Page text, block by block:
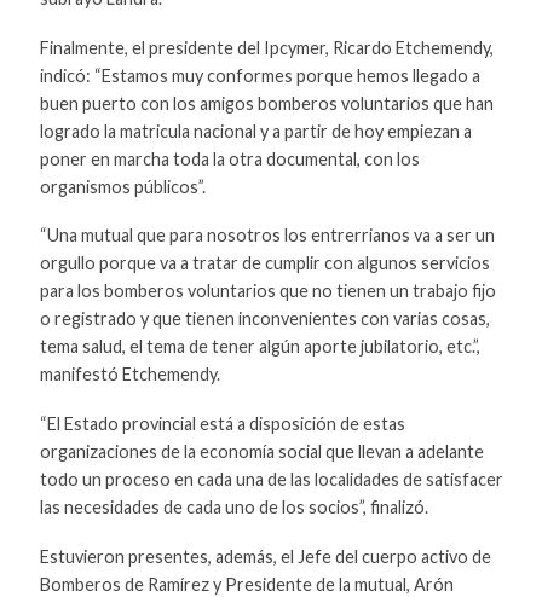
Finalmente, el presidente del Ipcymer, Ricardo Etchemendy,
indicó: “Estamos muy conformes porque hemos llegado a
buen puerto con los amigos bomberos voluntarios que han
logrado la matricula nacional y a partir de hoy empiezan a
poner en marcha toda la otra documental, con los
organismos públicos”.
“Una mutual que para nosotros los entrerrianos va a ser un
orgullo porque va a tratar de cumplir con algunos servicios
para los bomberos voluntarios que no tienen un trabajo fijo
o registrado y que tienen inconvenientes con varias cosas,
tema salud, el tema de tener algún aporte jubilatorio, etc.”,
manifestó Etchemendy.
“El Estado provincial está a disposición de estas
organizaciones de la economía social que llevan a adelante
todo un proceso en cada una de las localidades de satisfacer
las necesidades de cada uno de los socios”, finalizó.
Estuvieron presentes, además, el Jefe del cuerpo activo de
Bomberos de Ramírez y Presidente de la mutual, Arón